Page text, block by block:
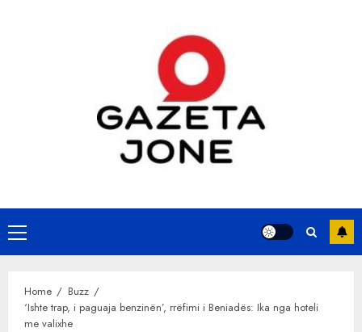
Primary
Menu
Home
Buzz
‘Ishte trap, i paguaja benzinën’, rrëfimi i Beniadës: Ika nga hoteli
me valixhe